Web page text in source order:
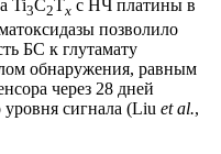
Ti3C2Tx с НЧ платины в
позволило
БС к глутамату
обнаружения, равным
через 28 дней
уровня сигнала (Liu et al.,